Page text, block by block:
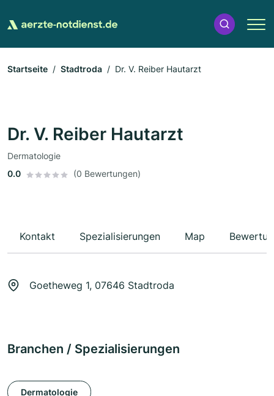
Startseite Stadtroda Dr. V. Reiber Hautarzt
Dr. V. Reiber Hautarzt
Dermatologie
0.0
(0 Bewertungen)
Kontakt Spezialisierungen Map
Goetheweg 1, 07646 Stadtroda
Branchen / Spezialisierungen
Dermatologie